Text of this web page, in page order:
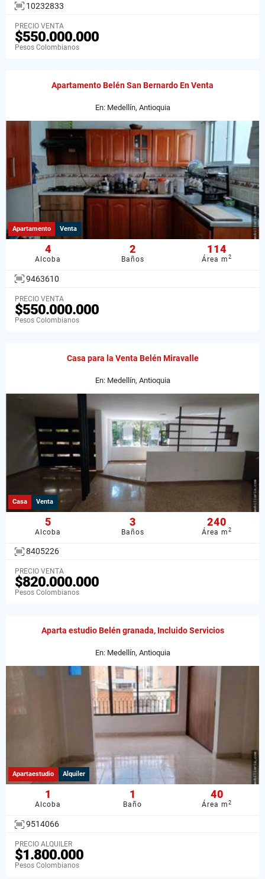
10232833
PRECIO VENTA
$550.000.000
Pesos Colombianos
Apartamento Belén San Bernardo En Venta
En: Medellín, Antioquia
Apartamento Venta
4
Alcoba
2
Baños
114
Área m2
9463610
PRECIO VENTA
$550.000.000
Pesos Colombianos
Casa para la Venta Belén Miravalle
En: Medellín, Antioquia
Casa Venta
5
Alcoba
3
Baños
240
Área m2
8405226
PRECIO VENTA
$820.000.000
Pesos Colombianos
Aparta estudio Belén granada, Incluido Servicios
En: Medellín, Antioquia
Apartaestudio Alquiler
1
Alcoba
1
Baño
40
Área m2
9514066
PRECIO ALQUILER
$1.800.000
Pesos Colombianos